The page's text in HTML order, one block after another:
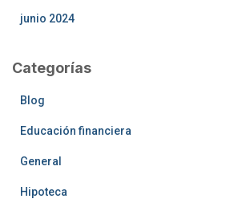
junio 2024
Categorías
Blog
Educación financiera
General
Hipoteca